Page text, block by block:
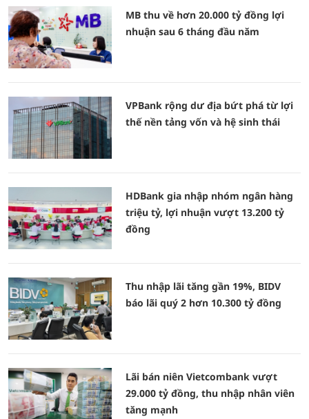
MB thu về hơn 20.000 tỷ đồng lợi
nhuận sau 6 tháng đầu năm
VPBank rộng dư địa bứt phá từ lợi
thế nền tảng vốn và hệ sinh thái
HDBank gia nhập nhóm ngân hàng
triệu tỷ, lợi nhuận vượt 13.200 tỷ
đồng
Thu nhập lãi tăng gần 19%, BIDV
báo lãi quý 2 hơn 10.300 tỷ đồng
Lãi bán niên Vietcombank vượt
29.000 tỷ đồng, thu nhập nhân viên
tăng mạnh